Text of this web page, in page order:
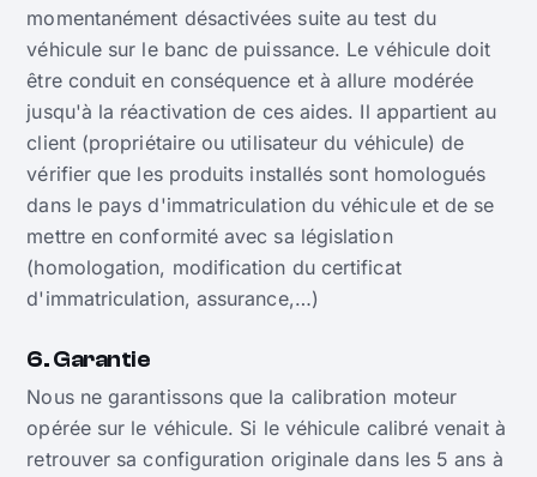
momentanément désactivées suite au test du
véhicule sur le banc de puissance. Le véhicule doit
être conduit en conséquence et à allure modérée
jusqu'à la réactivation de ces aides. Il appartient au
client (propriétaire ou utilisateur du véhicule) de
vérifier que les produits installés sont homologués
dans le pays d'immatriculation du véhicule et de se
mettre en conformité avec sa législation
(homologation, modification du certificat
d'immatriculation, assurance,…)
6. Garantie
Nous ne garantissons que la calibration moteur
opérée sur le véhicule. Si le véhicule calibré venait à
retrouver sa configuration originale dans les 5 ans à